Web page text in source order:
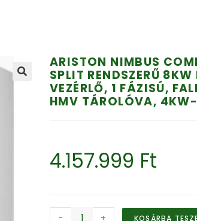
ARISTON NIMBUS
SPLIT RENDSZERŰ
VEZÉRLŐ, 1 FÁZISÚ,
HMV TÁROLÓVA,
4.157.999 Ft
- + KOSÁRBA